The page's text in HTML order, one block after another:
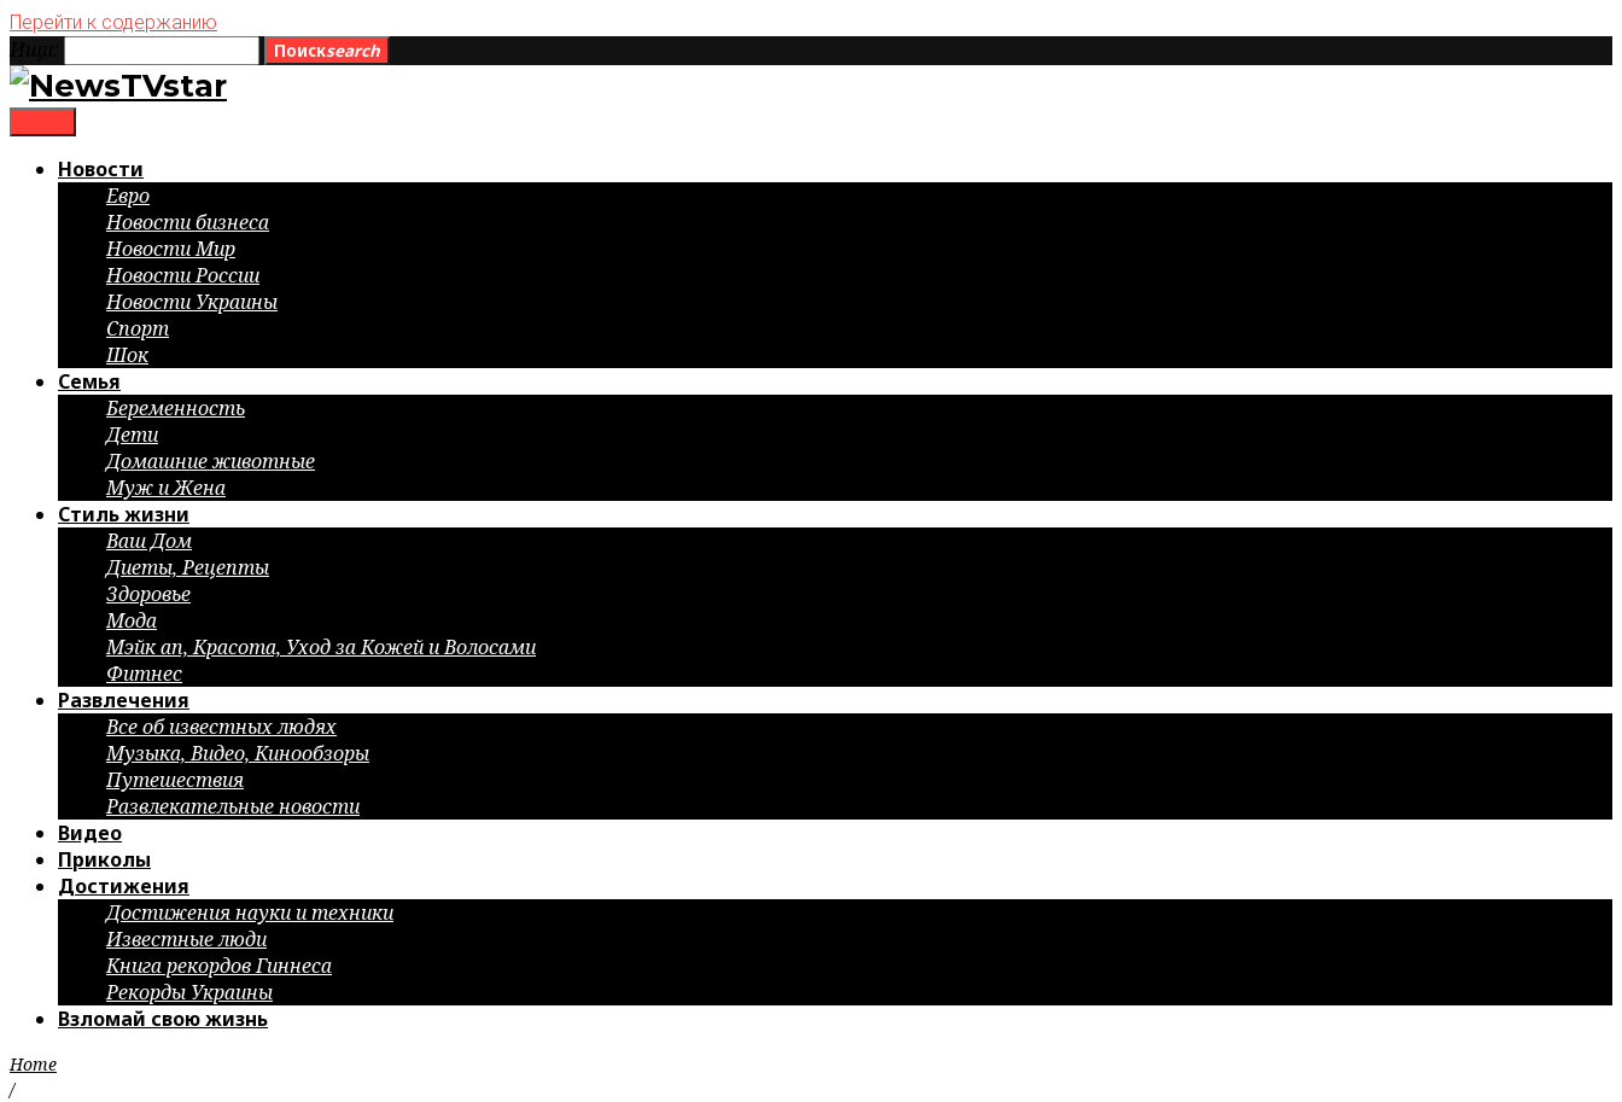
Перейти к содержанию
Поискsearch
Новости
Евро
Новости бизнеса
Новости Мир
Новости России
Новости Украины
Спорт
Шок
Семья
Беременность
Дети
Домашние животные
Муж и Жена
Стиль жизни
Ваш Дом
Диеты, Рецепты
Здоровье
Мода
Мэйк ап, Красота, Уход за Кожей и Волосами
Фитнес
Развлечения
Все об известных людях
Музыка, Видео, Кинообзоры
Путешествия
Развлекательные новости
Видео
Приколы
Достижения
Достижения науки и техники
Известные люди
Книга рекордов Гиннеса
Рекорды Украины
Взломай свою жизнь
Home
/